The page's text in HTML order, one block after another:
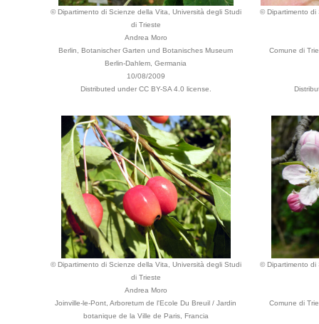
© Dipartimento di Scienze della Vita, Università degli Studi
di Trieste
Andrea Moro
Berlin, Botanischer Garten und Botanisches Museum
Berlin-Dahlem, Germania
10/08/2009
Distributed under CC BY-SA 4.0 license.
© Dipartimento di
Comune di
© Dipartimento di Scienze della Vita, Università degli Studi
di Trieste
Andrea Moro
Joinville-le-Pont, Arboretum de l'Ecole Du Breuil / Jardin
botanique de la Ville de Paris, Francia
© Dipartimento di
Comune di